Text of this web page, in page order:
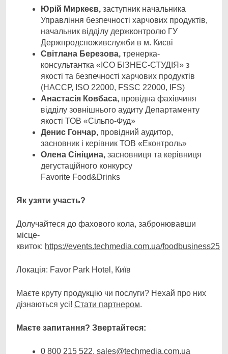
Юрій Миркеєв, заступник начальника
Управління безпечності харчових продуктів,
начальник відділу держконтролю ГУ
Держпродспоживслужби в м. Києві
Світлана Березова, тренерка-
консультантка «ІСО БІЗНЕС-СТУДІЯ» з
якості та безпечності харчових продуктів
(НАССР, ISO 22000, FSSC 22000, IFS)
Анастасія Ковбаса, провідна фахівчиня
відділу зовнішнього аудиту Департаменту
якості ТОВ «Сільпо-Фуд»
Денис Гончар, провідний аудитор,
засновник і керівник ТОВ «Еконтроль»
Олена Сініцина, засновниця та керівниця
дегустаційного конкурсу
Favorite Food&Drinks
Як узяти участь?
Долучайтеся до фахового кола, забронювавши
місце-
квиток: https://events.techmedia.com.ua/foodbusiness25
Локація: Favor Park Hotel, Київ
Маєте круту продукцію чи послуги? Нехай про них
дізнаються усі! Стати партнером.
Маєте запитання? Звертайтеся:
0 800 215 522, sales@techmedia.com.ua